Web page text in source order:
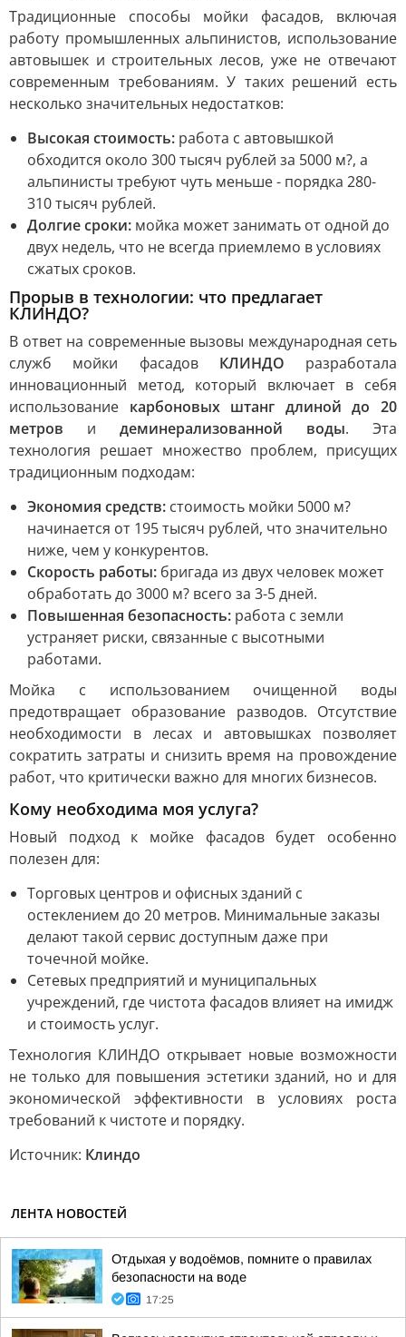
Традиционные способы мойки фасадов, включая
работу промышленных альпинистов, использование
автовышек и строительных лесов, уже не отвечают
современным требованиям. У таких решений есть
несколько значительных недостатков:
Высокая стоимость: работа с автовышкой
обходится около 300 тысяч рублей за 5000 м?, а
альпинисты требуют чуть меньше - порядка 280-
310 тысяч рублей.
Долгие сроки: мойка может занимать от одной до
двух недель, что не всегда приемлемо в условиях
сжатых сроков.
Прорыв в технологии: что предлагает
КЛИНДО?
В ответ на современные вызовы международная сеть
служб мойки фасадов КЛИНДО разработала
инновационный метод, который включает в себя
использование карбоновых штанг длиной до 20
метров и деминерализованной воды. Эта
технология решает множество проблем, присущих
традиционным подходам:
Экономия средств: стоимость мойки 5000 м?
начинается от 195 тысяч рублей, что значительно
ниже, чем у конкурентов.
Скорость работы: бригада из двух человек может
обработать до 3000 м? всего за 3-5 дней.
Повышенная безопасность: работа с земли
устраняет риски, связанные с высотными
работами.
Мойка с использованием очищенной воды
предотвращает образование разводов. Отсутствие
необходимости в лесах и автовышках позволяет
сократить затраты и снизить время на провождение
работ, что критически важно для многих бизнесов.
Кому необходима моя услуга?
Новый подход к мойке фасадов будет особенно
полезен для:
Торговых центров и офисных зданий с
остеклением до 20 метров. Минимальные заказы
делают такой сервис доступным даже при
точечной мойке.
Сетевых предприятий и муниципальных
учреждений, где чистота фасадов влияет на имидж
и стоимость услуг.
Технология КЛИНДО открывает новые возможности
не только для повышения эстетики зданий, но и для
экономической эффективности в условиях роста
требований к чистоте и порядку.
Источник: Клиндо
ЛЕНТА НОВОСТЕЙ
Отдыхая у водоёмов, помните о правилах
безопасности на воде
17:25